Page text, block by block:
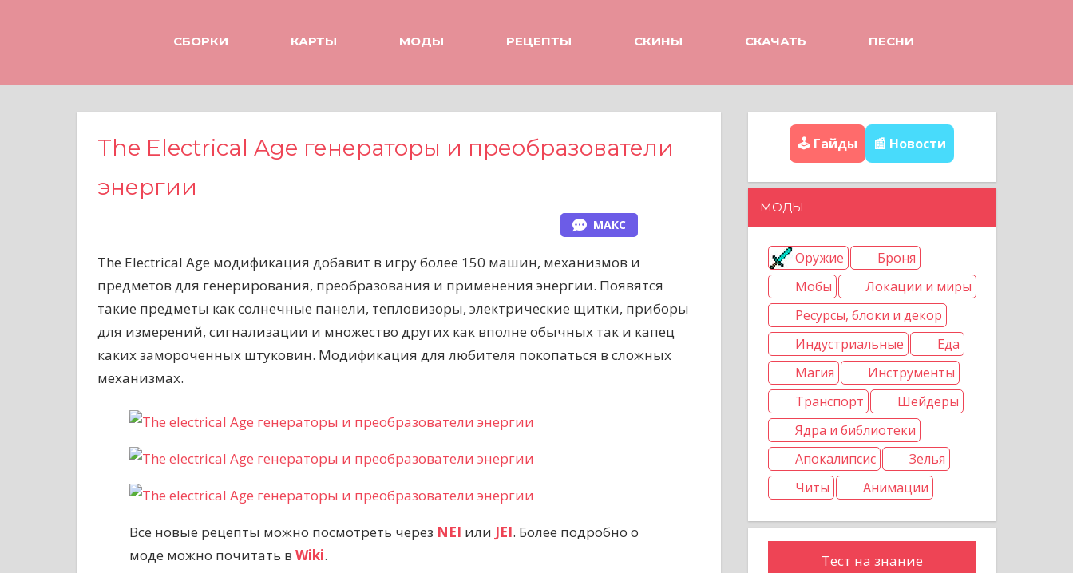
е
СБОРКИ КАРТЫ МОДЫ РЕЦЕПТЫ СКИНЫ СКАЧАТЬ ПЕСНИ
The Electrical Age генераторы и преобразователи
энергии
МАКС
The Electrical Age модификация добавит в игру более 150 машин, механизмов и
предметов для генерирования, преобразования и применения энергии. Появятся
такие предметы как солнечные панели, тепловизоры, электрические щитки, приборы
для измерений, сигнализации и множество других как вполне обычных так и капец
каких замороченных штуковин. Модификация для любителя покопаться в сложных
механизмах.
Все новые рецепты можно посмотреть через NEI или JEI. Более подробно о
моде можно почитать в Wiki.
🕹️ Гайды 📰 Новости
МОДЫ
Оружие
Броня
Мобы
Локации и миры
Ресурсы, блоки и декор
Индустриальные
Еда
Магия
Инструменты
Транспорт
Шейдеры
Ядра и библиотеки
Апокалипсис
Зелья
Читы
Анимации
Тест на знание